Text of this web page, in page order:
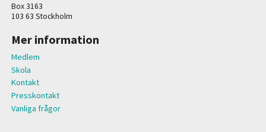
Box 3163
103 63 Stockholm
Mer information
Medlem
Skola
Kontakt
Presskontakt
Vanliga frågor